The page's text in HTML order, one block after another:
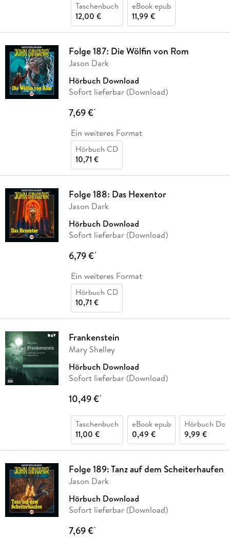
Taschenbuch
12,00 €
eBook epub
11,99 €
Folge 187: Die Wölfin von Rom
Jason Dark
Hörbuch Download
Sofort lieferbar (Download)
7,69 €*
Ein weiteres Format
Hörbuch CD
10,71 €
Folge 188: Das Hexentor
Jason Dark
Hörbuch Download
Sofort lieferbar (Download)
6,79 €*
Ein weiteres Format
Hörbuch CD
10,71 €
Frankenstein
Mary Shelley
Hörbuch Download
Sofort lieferbar (Download)
10,49 €*
Taschenbuch
11,00 €
eBook epub
0,49 €
Hörbuch
9,99 €
Folge 189: Tanz auf dem Scheiterhaufen
Jason Dark
Hörbuch Download
Sofort lieferbar (Download)
7,69 €*